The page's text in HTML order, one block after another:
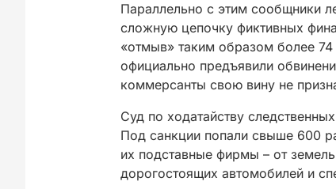
Параллельно с этим сообщники
сложную цепочку фиктивных
«отмыв» таким образом более
официально предъявили
коммерсанты свою вину не
Суд по ходатайству
Под санкции попали свыше 600
их подставные фирмы – от
дорогостоящих автомобилей и